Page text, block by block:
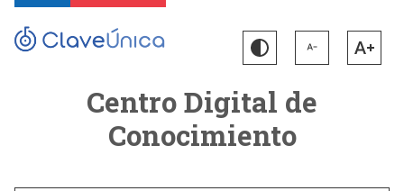
Centro Digital de
Conocimiento